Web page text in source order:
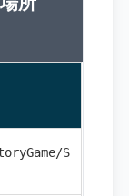
S